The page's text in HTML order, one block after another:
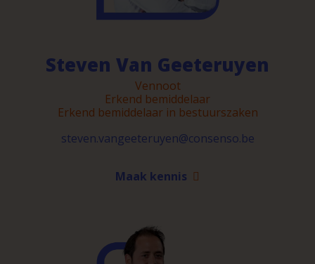
Steven Van Geeteruyen
Vennoot
Erkend bemiddelaar
Erkend bemiddelaar in bestuurszaken
steven.vangeeteruyen@consenso.be
Maak kennis